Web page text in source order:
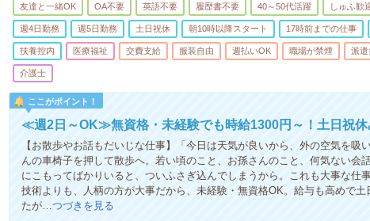
友達と一緒OK OA不要 英語不要 履歴書不要 40～50代活躍 しゅふ歓
週4日勤務 週5日勤務 土日祝休 朝10時以降スタート 17時前までの仕事
扶養控内 医療福祉 交費支給 服装自由 週払いOK 職場が禁煙 派遣
介護士
ここがポイント！
≪週2日～OK≫無資格・未経験でも時給1300円～！土日祝休
【お散歩やお話もだいじな仕事】「今日は天気が良いから、外の空気を吸
んの車椅子を押して散歩へ。若い頃のこと、お孫さんのこと、何気ない会
にこもってばかりいると、ついふさぎ込んでしまうから。これも大事な仕
技術よりも、人柄の方が大事だから、未経験・無資格OK。給与も高めで
たが…つづきを見る